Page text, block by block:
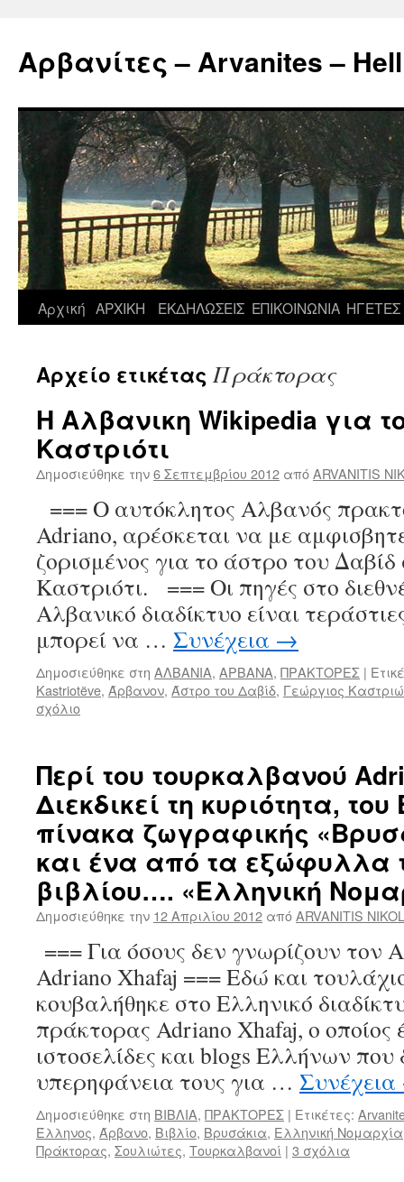
περιεχόμενο
Αρβανίτες – Arvanites –
Αρχική ΑΡΧΙΚΗ ΕΚΔΗΛΩΣΕΙΣ ΕΠΙΚΟΙΝΩΝΙΑ ΗΓΕΤΕΣ
Αρχείο ετικέτας Πράκτορας
Η Αλβανικη Wikipedia για
Καστριότι
Δημοσιεύθηκε την6 Σεπτεμβρίου 2012 απόARVANITIS
=== Ο αυτόκλητος Αλβανός
Adriano, αρέσκεται να με
ζορισμένος για το άστρο του
Καστριότι. === Οι πηγές στο
Αλβανικό διαδίκτυο είναι
μπορεί να … Συνέχεια →
Δημοσιεύθηκε στη ΑΛΒΑΝΙΑ, ΑΡΒΑΝΑ, ΠΡΑΚΤΟΡΕΣ |
Kastriotëve, Άρβανον, Άστρο του Δαβίδ, Γεώργιος
σχόλιο
Περί του τουρκαλβανού
Διεκδικεί τη κυριότητα,
πίνακα ζωγραφικής
και ένα από τα εξώφυλλα
βιβλίου…. «Ελληνική
Δημοσιεύθηκε την 12 Απριλίου 2012 απόARVANITIS
=== Για όσους δεν γνωρίζουν
Adriano Xhafaj === Εδώ και
κουβαλήθηκε στο Ελληνικό
πράκτορας Adriano Xhafaj, ο οποίος
ιστοσελίδες και blogs Ελλήνων
υπερηφάνεια τους για … Συνέχεια
Δημοσιεύθηκε στη ΒΙΒΛΙΑ, ΠΡΑΚΤΟΡΕΣ | Ετικέτες:
Έλληνος, Άρβανο, Βιβλίο, Βρυσάκια, Ελληνική Νομαρχία
Πράκτορας, Σουλιώτες, Τουρκαλβανοί | 3 σχόλια